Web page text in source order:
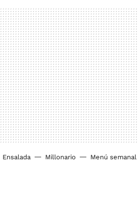
Ensalada Millonario Menú semanal